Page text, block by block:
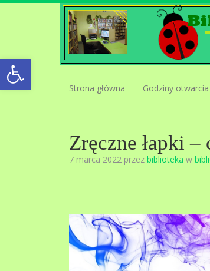
Open toolbar
Strona główna Godziny otwarcia
Zręczne łapki
7 marca 2022 przez biblioteka w